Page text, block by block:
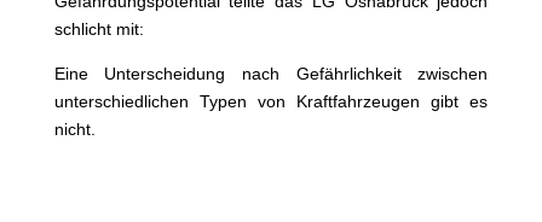
schlicht mit:
Eine Unterscheidung nach Gefährlichkeit zwischen
unterschiedlichen Typen von Kraftfahrzeugen gibt es
nicht.